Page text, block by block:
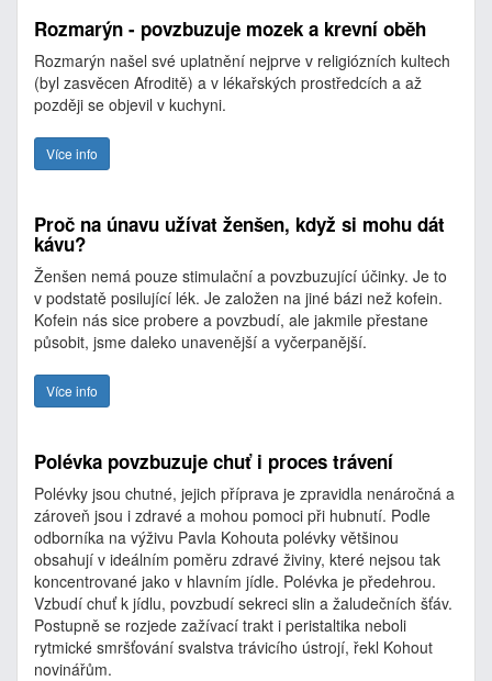
Rozmarýn - povzbuzuje mozek a krevní oběh
Rozmarýn našel své uplatnění nejprve v religiózních kultech
(byl zasvěcen Afroditě) a v lékařských prostředcích a až
později se objevil v kuchyni.
Více info
Proč na únavu užívat ženšen, když si mohu dát
kávu?
Ženšen nemá pouze stimulační a povzbuzující účinky. Je to
v podstatě posilující lék. Je založen na jiné bázi než kofein.
Kofein nás sice probere a povzbudí, ale jakmile přestane
působit, jsme daleko unavenější a vyčerpanější.
Více info
Polévka povzbuzuje chuť i proces trávení
Polévky jsou chutné, jejich příprava je zpravidla nenáročná a
zároveň jsou i zdravé a mohou pomoci při hubnutí. Podle
odborníka na výživu Pavla Kohouta polévky většinou
obsahují v ideálním poměru zdravé živiny, které nejsou tak
koncentrované jako v hlavním jídle. Polévka je předehrou.
Vzbudí chuť k jídlu, povzbudí sekreci slin a žaludečních šťáv.
Postupně se rozjede zažívací trakt i peristaltika neboli
rytmické smršťování svalstva trávicího ústrojí, řekl Kohout
novinářům.